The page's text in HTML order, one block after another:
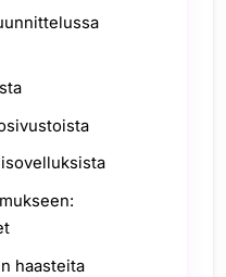
haasteita